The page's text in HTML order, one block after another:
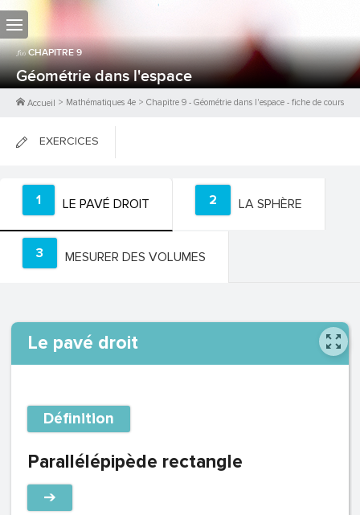
CHAPITRE9
Géométrie dans l'espace
Accueil > Mathématiques 4e > Chapitre 9 - Géométrie dans l'espace - fiche de cours
EXERCICES
FICHES DE COURS
0PTS
1 LE PAVÉ DROIT 2 LA SPHÈRE
3 MESURER DES VOLUMES
Le pavé droit
Définition
Parallélépipède rectangle
➔